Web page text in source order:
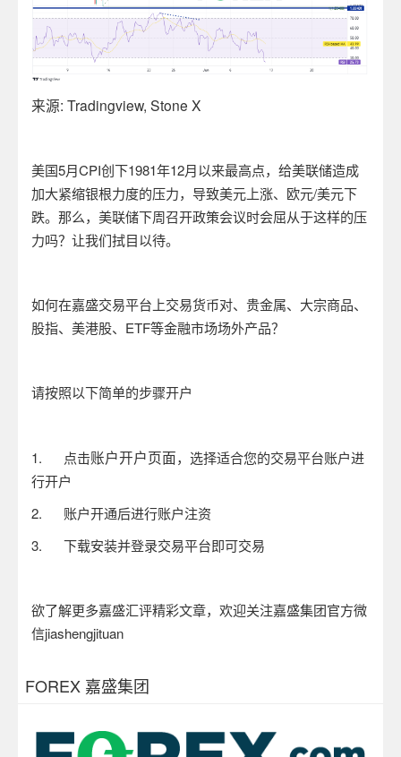
来源: Tradingview, Stone X
美国5月CPI创下1981年12月以来最高点，给美联储造成
加大紧缩银根力度的压力，导致美元上涨、欧元/美元下
跌。那么，美联储下周召开政策会议时会屈从于这样的压
力吗？让我们拭目以待。
如何在嘉盛交易平台上交易货币对、贵金属、大宗商品、
股指、美港股、 ETF等金融市场场外产品？
请按照以下简单的步骤开户
1. 点击账户开户页面，选择适合您的交易平台账户进
行开户
2. 账户开通后进行账户注资
3. 下载安装并登录交易平台即可交易
欲了解更多嘉盛汇评精彩文章，欢迎关注嘉盛集团官方微
信jiashengjituan
FOREX 嘉盛集团